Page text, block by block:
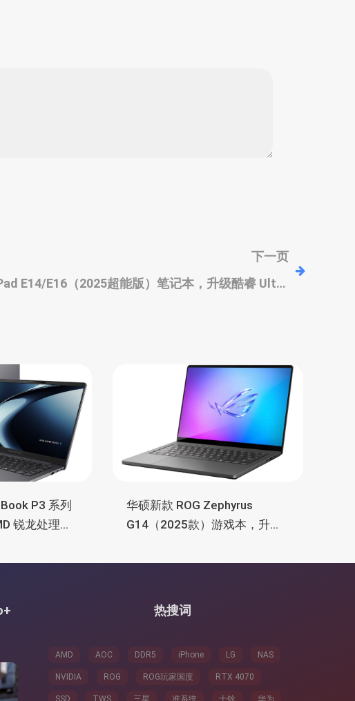
下一页
E14/E16（2025超能版）笔记本，升级酷睿 Ultra
P3 系列
锐龙处理
华硕新款 ROG Zephyrus
G14（2025款）游戏本，升级
5070/5080、3K OLED高刷屏
热搜词
AMD AOC DDR5 iPhone LG NAS
NVIDIA ROG ROG玩家国度 RTX 4070